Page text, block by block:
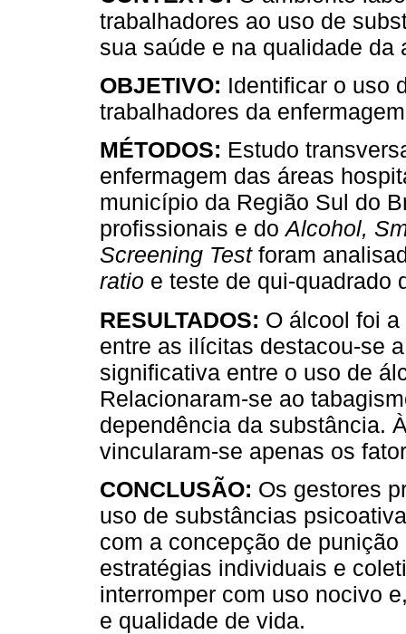
trabalhadores ao uso de
sua saúde e na qualidade da
OBJETIVO: Identificar o uso
trabalhadores da
MÉTODOS: Estudo
enfermagem das áreas
município da Região Sul do
profissionais e doAlcohol,
Screening Testforam
ratio e teste de qui-quadrado
RESULTADOS: O álcool foi
entre as ilícitas destacou-se
significativa entre o uso de
Relacionaram-se ao
dependência da substância.
vincularam-se apenas os
CONCLUSÃO: Os gestores
uso de substâncias
com a concepção de
estratégias individuais e
interromper com uso nocivo
e qualidade de vida.